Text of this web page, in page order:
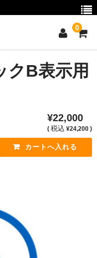
0
クB表示用
¥22,000
( 税込 ¥24,200 )